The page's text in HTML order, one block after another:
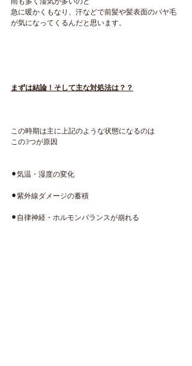
雨も多く湿気が多いのと
急に暖かくもなり、汗などで前髪や髪表面のパヤ毛
が気になってくるんだと思います。
まずは結論！そして主な対処法は？？
この時期は主に上記のような状態になるのは
この3つが原因
⚫︎気温・湿度の変化
⚫︎紫外線ダメージの蓄積
⚫︎自律神経・ホルモンバランスが崩れる